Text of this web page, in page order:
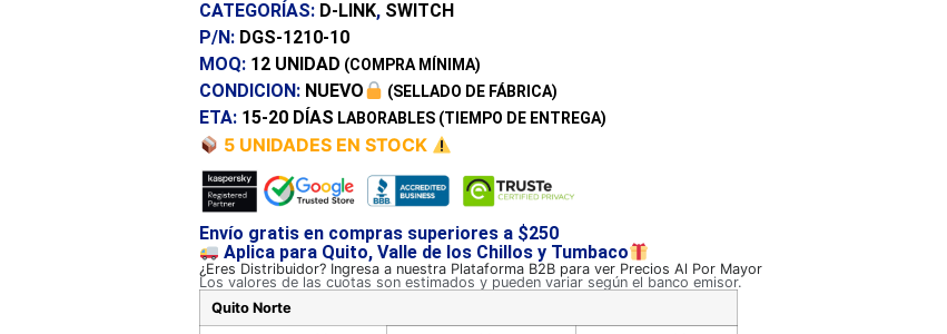
CATEGORÍAS: D-LINK, SWITCH
P/N: DGS-1210-10
MOQ: 12 UNIDAD (COMPRA MÍNIMA)
CONDICION: NUEVO (SELLADO DE FÁBRICA)
ETA: 15-20 DÍAS LABORABLES (TIEMPO DE ENTREGA)
5 UNIDADES EN STOCK
Envío gratis en compras superiores a $250
Aplica para Quito, Valle de los Chillos y Tumbaco
¿Eres Distribuidor? Ingresa a nuestra Plataforma B2B para ver Precios Al Por Mayor
Los valores de las cuotas son estimados y pueden variar según el banco emisor.
Quito Norte